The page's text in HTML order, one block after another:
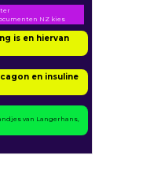
is en hiervan
van Langerhans,
en insuline
NZ kies